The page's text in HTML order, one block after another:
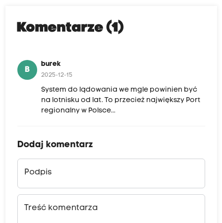
Komentarze (1)
B
burek
2025-12-15
System do lądowania we mgle powinien być
na lotnisku od lat. To przecież największy Port
regionalny w Polsce...
Dodaj komentarz
Podpis
Treść komentarza